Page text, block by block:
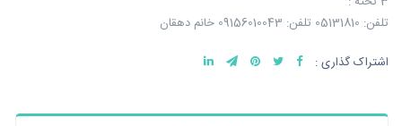
تلفن: 05131810 تلفن: 09156010043 خانم دهقان
اشتراک گذاری :